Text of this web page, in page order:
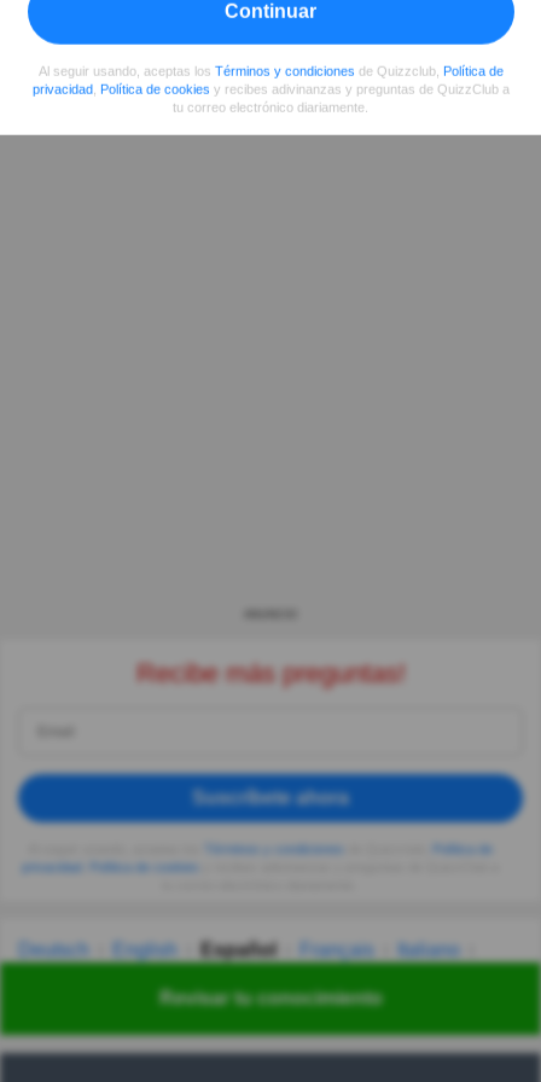
Revisar tu conocimiento
Recibe más preguntas!
Suscríbete ahora
Deutsch English Español Français
Italiano
Українська हिन्दी 한국어 汉语
Continuar
Al seguir usando, aceptas los Términos y condiciones de Quizzclub, Política de
privacidad, Política de cookies y recibes adivinanzas y preguntas de QuizzClub a
tu correo electrónico diariamente.